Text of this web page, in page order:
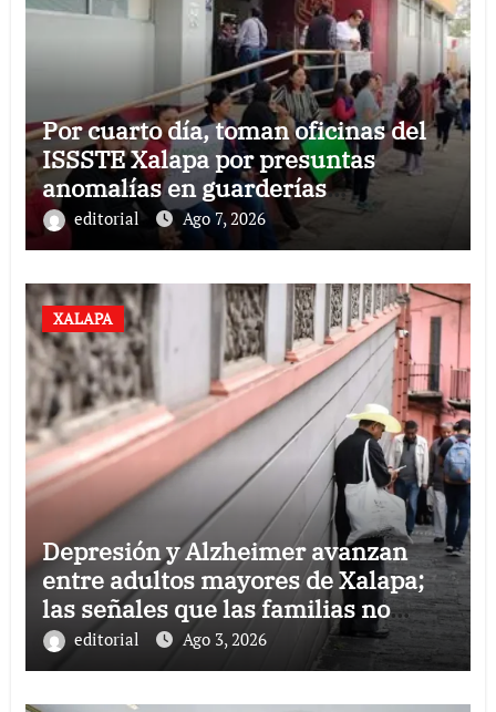
Por cuarto día, toman oficinas del
ISSSTE Xalapa por presuntas
anomalías en guarderías
subrogadas
editorial Ago 7, 2026
XALAPA
Depresión y Alzheimer avanzan
entre adultos mayores de Xalapa;
las señales que las familias no
deben ignorar
editorial Ago 3, 2026